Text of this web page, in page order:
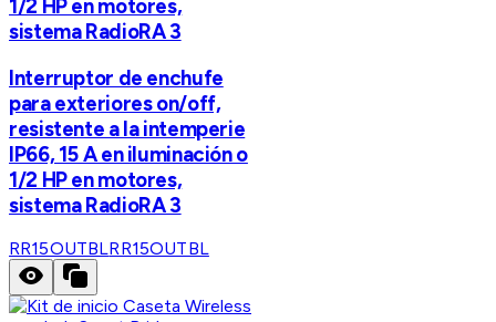
1/2 HP en motores,
sistema RadioRA 3
Interruptor de enchufe
para exteriores on/off,
resistente a la intemperie
IP66, 15 A en iluminación o
1/2 HP en motores,
sistema RadioRA 3
RR15OUTBLRR15OUTBL